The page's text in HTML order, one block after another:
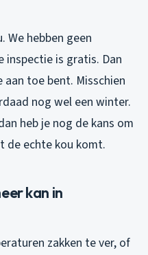
We hebben geen
inspectie is gratis. Dan
toe bent. Misschien
nog wel een winter.
heb je nog de kans om
de echte kou komt.
kan in
zakken te ver, of